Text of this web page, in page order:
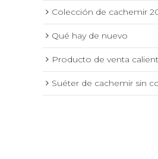
Colección de cachemir
Qué hay de nuevo
Producto de venta
Suéter de cachemir sin